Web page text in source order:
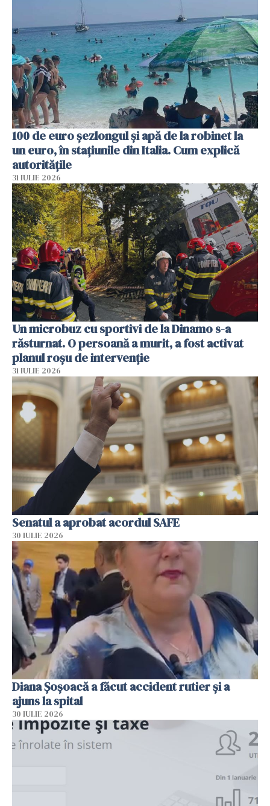
100 de euro șezlongul și apă de la robinet la
un euro, în stațiunile din Italia. Cum explică
autoritățile
31 IULIE 2026
Un microbuz cu sportivi de la Dinamo s-a
răsturnat. O persoană a murit, a fost activat
planul roșu de intervenție
31 IULIE 2026
Senatul a aprobat acordul SAFE
30 IULIE 2026
Diana Șoșoacă a făcut accident rutier și a
ajuns la spital
30 IULIE 2026